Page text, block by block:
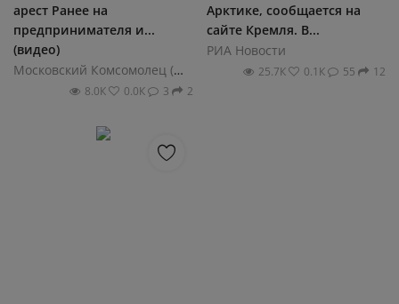
арест Ранее на
предпринимателя и...
(видео)
Московский Комсомолец (МК)
8.0К 0.0К 3 2
Арктике, сообщается на
сайте Кремля. В...
РИА Новости
25.7К 0.1К 55 12